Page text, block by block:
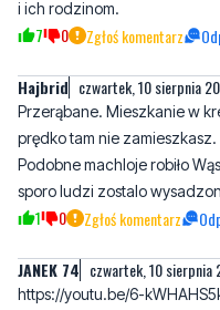
i ich rodzinom.
7 0 Zgłoś komentarz
Hajbrid czwartek, 10 sierpnia
Przerąbane. Mieszkanie w
prędko tam nie zamieszkasz.
Podobne machloje robiło
sporo ludzi zostalo
1 0 Zgłoś komentarz
JANEK 74 czwartek, 10 sierpnia
https://youtu.be/6-